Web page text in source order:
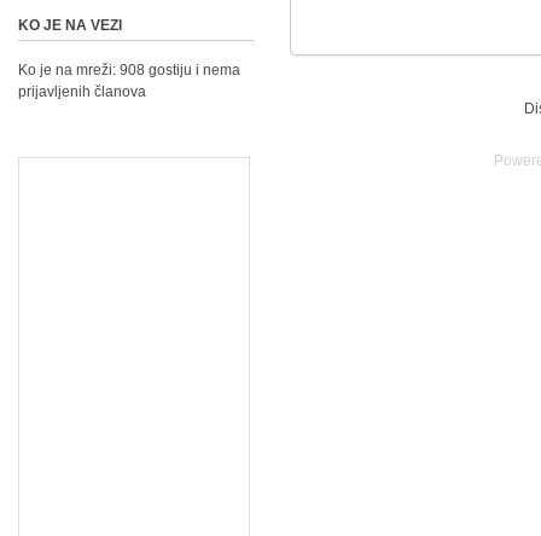
KO JE NA VEZI
Ko je na mreži: 908 gostiju i nema
prijavljenih članova